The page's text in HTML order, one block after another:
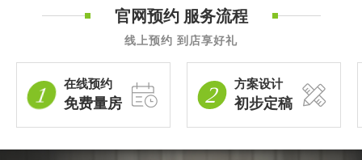
（NPS）的深度行业分析报告
官网预约 服务流程
线上预约 到店享好礼
1 在线预约
免费量房 2 方案设计
初步定稿